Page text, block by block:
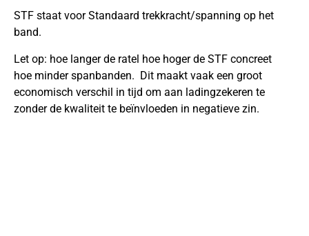
STF staat voor Standaard trekkracht/spanning op het
band.
Let op: hoe langer de ratel hoe hoger de STF concreet
hoe minder spanbanden. Dit maakt vaak een groot
economisch verschil in tijd om aan ladingzekeren te
zonder de kwaliteit te beïnvloeden in negatieve zin.